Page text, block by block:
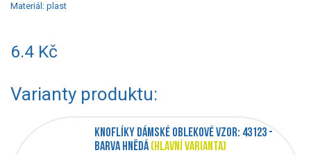
Materiál: plast
6.4 Kč
Varianty produktu:
KNOFLÍKY DÁMSKÉ OBLEKOVÉ VZOR: 43123 -
BARVA HNĚDÁ(HLAVNÍ VARIANTA)